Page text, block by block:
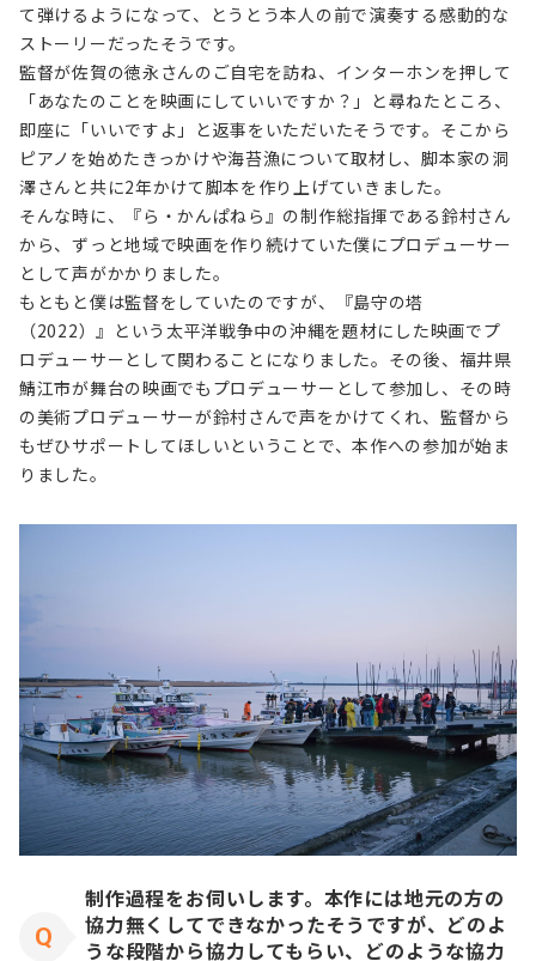
て弾けるようになって、とうとう本人の前で演奏する感動的な
ストーリーだったそうです。
監督が佐賀の徳永さんのご自宅を訪ね、インターホンを押して
「あなたのことを映画にしていいですか？」と尋ねたところ、
即座に「いいですよ」と返事をいただいたそうです。そこから
ピアノを始めたきっかけや海苔漁について取材し、脚本家の洞
澤さんと共に2年かけて脚本を作り上げていきました。
そんな時に、『ら・かんぱねら』の制作総指揮である鈴村さん
から、ずっと地域で映画を作り続けていた僕にプロデューサー
として声がかかりました。
もともと僕は監督をしていたのですが、『島守の塔
（2022）』という太平洋戦争中の沖縄を題材にした映画でプ
ロデューサーとして関わることになりました。その後、福井県
鯖江市が舞台の映画でもプロデューサーとして参加し、その時
の美術プロデューサーが鈴村さんで声をかけてくれ、監督から
もぜひサポートしてほしいということで、本作への参加が始ま
りました。
制作過程をお伺いします。本作には地元の方の
協力無くしてできなかったそうですが、どのよ
うな段階から協力してもらい、どのような協力